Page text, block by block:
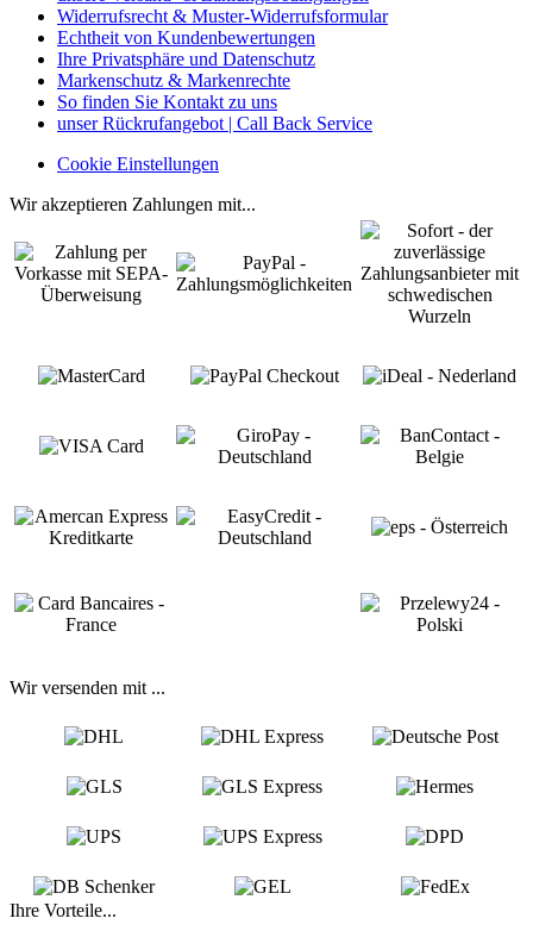
Widerrufsrecht & Muster-Widerrufsformular
Echtheit von Kundenbewertungen
Ihre Privatsphäre und Datenschutz
Markenschutz & Markenrechte
So finden Sie Kontakt zu uns
unser Rückrufangebot | Call Back Service
Cookie Einstellungen
Wir akzeptieren Zahlungen mit...
Wir versenden mit ...
Ihre Vorteile...